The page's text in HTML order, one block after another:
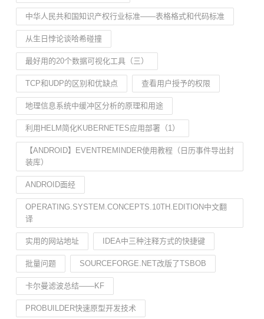
中华人民共和国知识产权行业标准——表格格式和代码标准
从生日悖论谈哈希碰撞
最好用的20个数据可视化工具（三）
TCP和UDP的区别和优缺点 查看用户授予的权限
地理信息系统中缓冲区分析的原理和用途
利用HELM简化KUBERNETES应用部署（1）
【ANDROID】EVENTREMINDER使用教程（日历事件导出封
装库）
ANDROID面经
OPERATING.SYSTEM.CONCEPTS.10TH.EDITION中文翻
译
实用的网站地址 IDEA中三种注释方式的快捷键
批量问题 SOURCEFORGE.NET改版了TSBOB
卡尔曼滤波总结——KF
PROBUILDER快速原型开发技术